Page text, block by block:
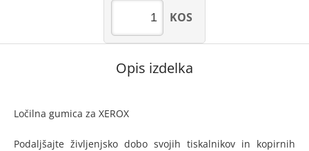
KOS
Opis izdelka
Ločilna gumica za XEROX
Podaljšajte življenjsko dobo svojih tiskalnikov in kopirnih